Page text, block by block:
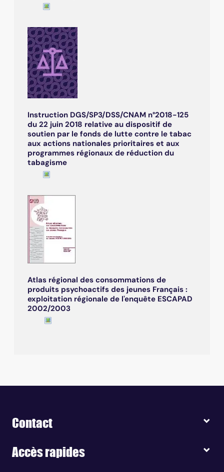
Instruction DGS/SP3/DSS/CNAM n°2018-125
du 22 juin 2018 relative au dispositif de
soutien par le fonds de lutte contre le tabac
aux actions nationales prioritaires et aux
programmes régionaux de réduction du
tabagisme
Atlas régional des consommations de
produits psychoactifs des jeunes Français :
exploitation régionale de l'enquête ESCAPAD
2002/2003
Contact
Accès rapides